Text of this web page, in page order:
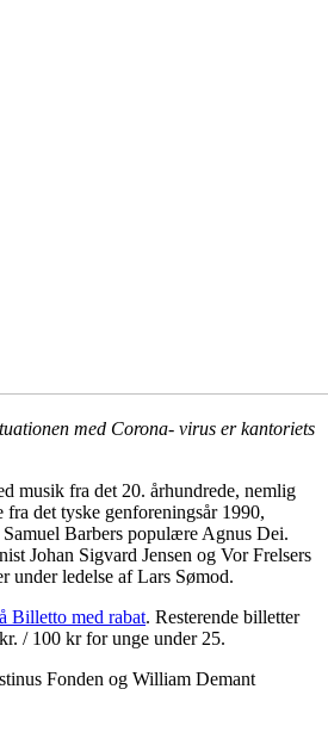
med Corona- virus er kantoriets
musik fra det 20. århundrede, nemlig
det tyske genforeningsår 1990,
Barbers populære Agnus Dei.
Johan Sigvard Jensen og Vor Frelsers
under ledelse af Lars Sømod.
Billetto med rabat. Resterende billetter
/ 100 kr for unge under 25.
Fonden og William Demant